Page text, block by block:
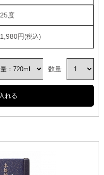
25度
1,980円
数量